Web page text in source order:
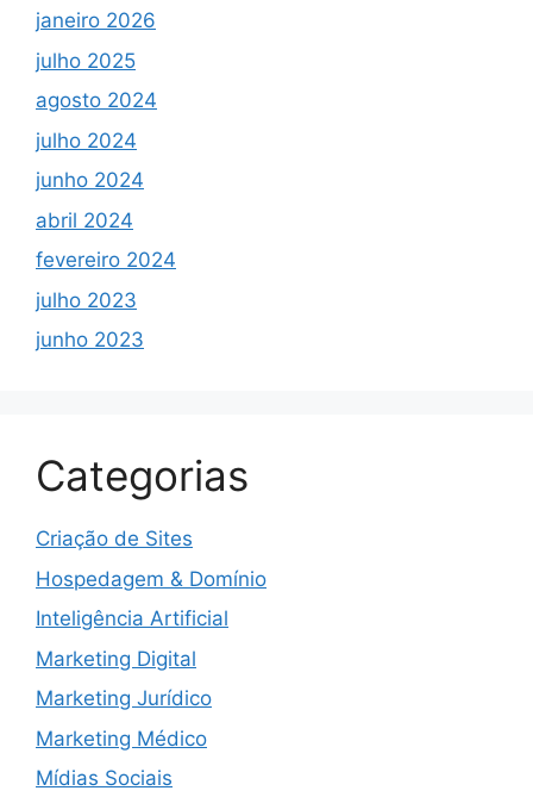
janeiro 2026
julho 2025
agosto 2024
julho 2024
junho 2024
abril 2024
fevereiro 2024
julho 2023
junho 2023
Categorias
Criação de Sites
Hospedagem & Domínio
Inteligência Artificial
Marketing Digital
Marketing Jurídico
Marketing Médico
Mídias Sociais